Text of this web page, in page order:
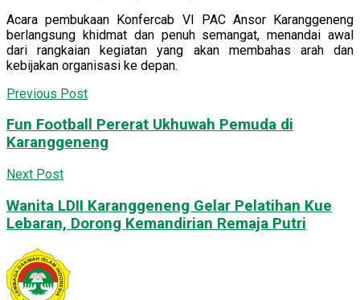
Acara pembukaan Konfercab VI PAC Ansor Karanggeneng
berlangsung khidmat dan penuh semangat, menandai awal
dari rangkaian kegiatan yang akan membahas arah dan
kebijakan organisasi ke depan.
Previous Post
Fun Football Pererat Ukhuwah Pemuda di
Karanggeneng
Next Post
Wanita LDII Karanggeneng Gelar Pelatihan Kue
Lebaran, Dorong Kemandirian Remaja Putri